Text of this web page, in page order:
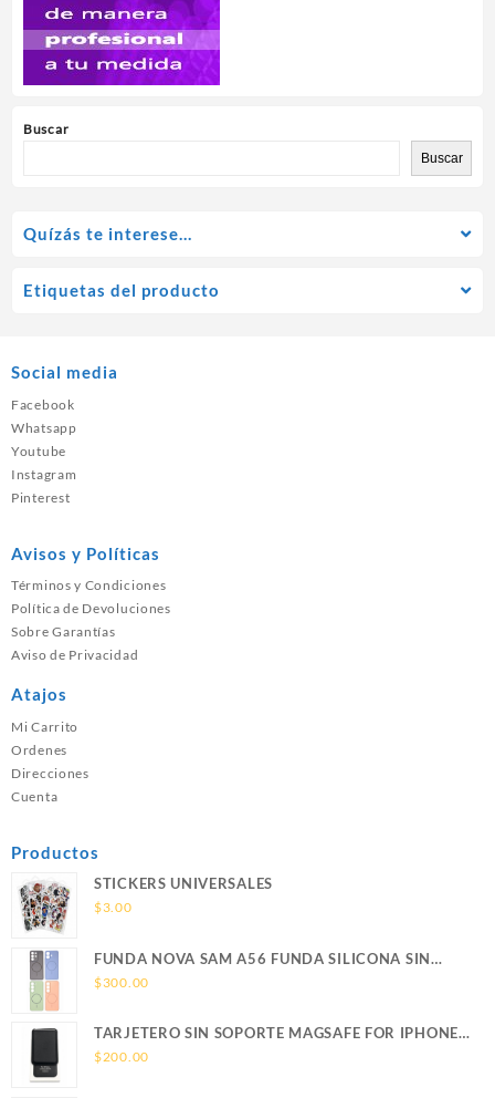
Buscar
Buscar
Quízás te interese…
Etiquetas del producto
Social media
Facebook
Whatsapp
Youtube
Instagram
Pinterest
Avisos y Políticas
Términos y Condiciones
Política de Devoluciones
Sobre Garantías
Aviso de Privacidad
Atajos
Mi Carrito
Ordenes
Direcciones
Cuenta
Productos
STICKERS UNIVERSALES
$3.00
FUNDA NOVA SAM A56 FUNDA SILICONA SIN
SOPORTE MAGNETICO SAMSUNG
$300.00
TARJETERO SIN SOPORTE MAGSAFE FOR IPHONE
LEATHER WALLET MAGSAFE
$200.00